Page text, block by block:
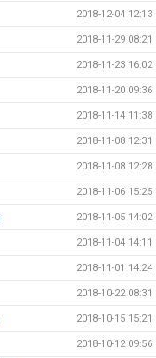
2018-12-04 12:13
2018-11-29 08:21
2018-11-23 16:02
2018-11-20 09:36
2018-11-14 11:38
2018-11-08 12:31
2018-11-08 12:28
2018-11-06 15:25
2018-11-05 14:02
2018-11-04 14:11
2018-11-01 14:24
2018-10-22 08:31
2018-10-15 15:21
2018-10-12 09:56